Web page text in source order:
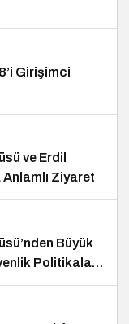
Girişimci
ve Erdil
Anlamlı Ziyaret
Büyük
Politikaları